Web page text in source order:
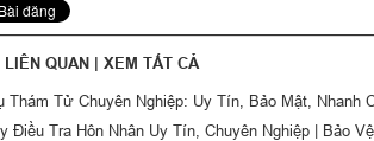
QUAN | XEM TẤT CẢ
Thám Tử Chuyên Nghiệp: Uy Tín, Bảo Mật, Nhanh
Điều Tra Hôn Nhân Uy Tín, Chuyên Nghiệp | Bảo